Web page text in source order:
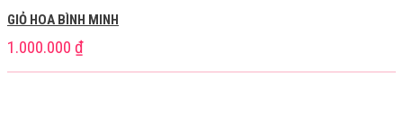
GIỎ HOA BÌNH MINH
1.000.000 ₫